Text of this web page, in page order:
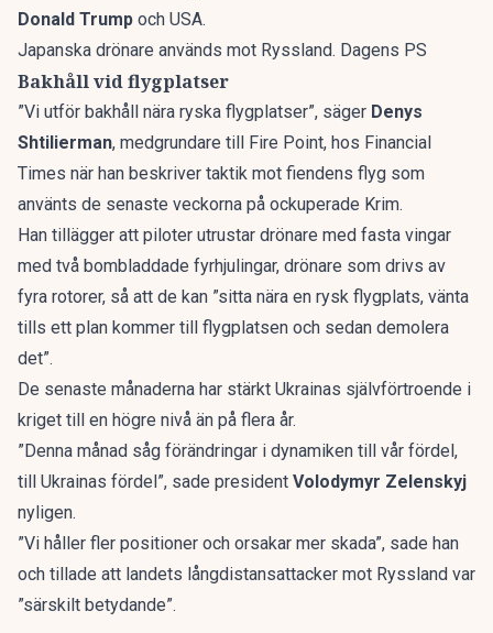
Donald Trump och USA.
Japanska drönare används mot Ryssland. Dagens PS
Bakhåll vid flygplatser
”Vi utför bakhåll nära ryska flygplatser”, säger Denys
Shtilierman, medgrundare till Fire Point, hos Financial
Times när han beskriver taktik mot fiendens flyg som
använts de senaste veckorna på ockuperade Krim.
Han tillägger att piloter utrustar drönare med fasta vingar
med två bombladdade fyrhjulingar, drönare som drivs av
fyra rotorer, så att de kan ”sitta nära en rysk flygplats, vänta
tills ett plan kommer till flygplatsen och sedan demolera
det”.
De senaste månaderna har stärkt Ukrainas självförtroende i
kriget till en högre nivå än på flera år.
”Denna månad såg förändringar i dynamiken till vår fördel,
till Ukrainas fördel”, sade president Volodymyr Zelenskyj
nyligen.
”Vi håller fler positioner och orsakar mer skada”, sade han
och tillade att landets långdistansattacker mot Ryssland var
”särskilt betydande”.